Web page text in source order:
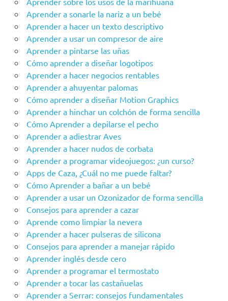
Aprender a sonarle la nariz a un bebé
Aprender a hacer un texto descriptivo
Aprender a usar un compresor de aire
Aprender a pintarse las uñas
Cómo aprender a diseñar logotipos
Aprender a hacer negocios rentables
Aprender a ahuyentar palomas
Cómo aprender a diseñar Motion Graphics
Aprender a hinchar un colchón de forma sencilla
Cómo Aprender a depilarse el pecho
Aprender a adiestrar Aves
Aprender a hacer nudos de corbata
Aprender a programar videojuegos: ¿un curso?
Apps de Caza, ¿Cuál no me puede faltar?
Cómo Aprender a bañar a un bebé
Aprender a usar un Ozonizador de forma sencilla
Consejos para aprender a cazar
Aprende como limpiar la nevera
Aprender a hacer pulseras de silicona
Consejos para aprender a manejar rápido
Aprender inglés desde cero
Aprender a programar el termostato
Aprender a tocar las castañuelas
Aprender a Serrar: consejos fundamentales